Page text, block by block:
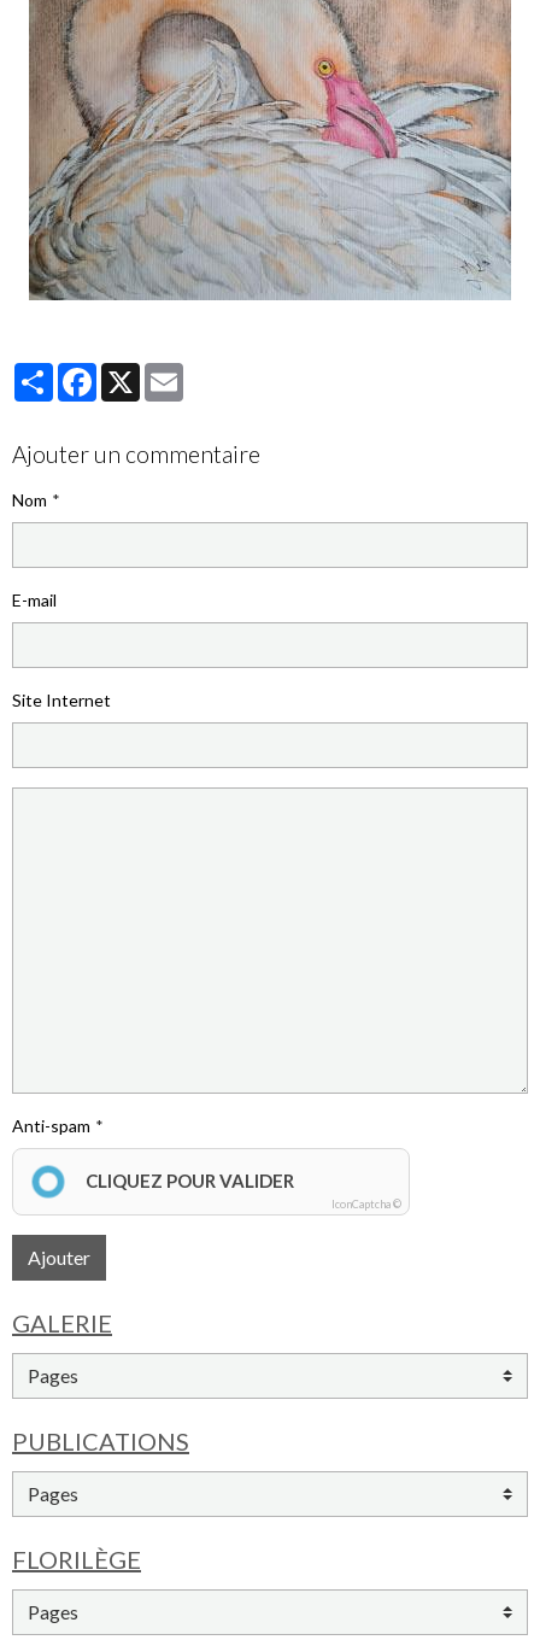
PartagerFacebook
X
Ajouter un commentaire
Nom
E-mail
Site Internet
Anti-spam
CLIQUEZ POUR VALIDER
IconCaptcha ©
Ajouter
GALERIE
PUBLICATIONS
FLORILÈGE